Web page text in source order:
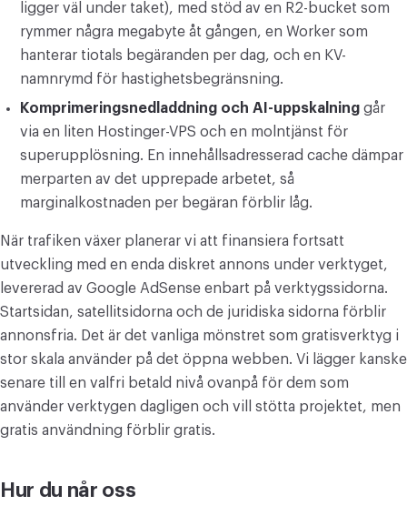
ligger väl under taket), med stöd av en R2-bucket som
rymmer några megabyte åt gången, en Worker som
hanterar tiotals begäranden per dag, och en KV-
namnrymd för hastighetsbegränsning.
Komprimeringsnedladdning och AI-uppskalning går
via en liten Hostinger-VPS och en molntjänst för
superupplösning. En innehållsadresserad cache dämpar
merparten av det upprepade arbetet, så
marginalkostnaden per begäran förblir låg.
När trafiken växer planerar vi att finansiera fortsatt
utveckling med en enda diskret annons under verktyget,
levererad av Google AdSense enbart på verktygssidorna.
Startsidan, satellitsidorna och de juridiska sidorna förblir
annonsfria. Det är det vanliga mönstret som gratisverktyg i
stor skala använder på det öppna webben. Vi lägger kanske
senare till en valfri betald nivå ovanpå för dem som
använder verktygen dagligen och vill stötta projektet, men
gratis användning förblir gratis.
Hur du når oss